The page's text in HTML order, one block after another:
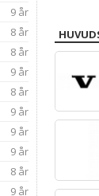
9 år
8 år
8 år
9 år
8 år
9 år
9 år
9 år
8 år
9 år